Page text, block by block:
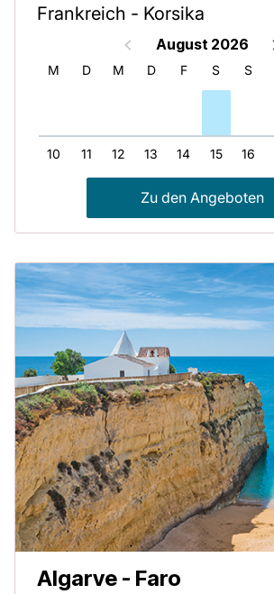
Frankreich - Korsika
August 2026
M
10
D
11
M
12
D
13
F
14
S
15
S
16
Zu den Angeboten
Algarve - Faro